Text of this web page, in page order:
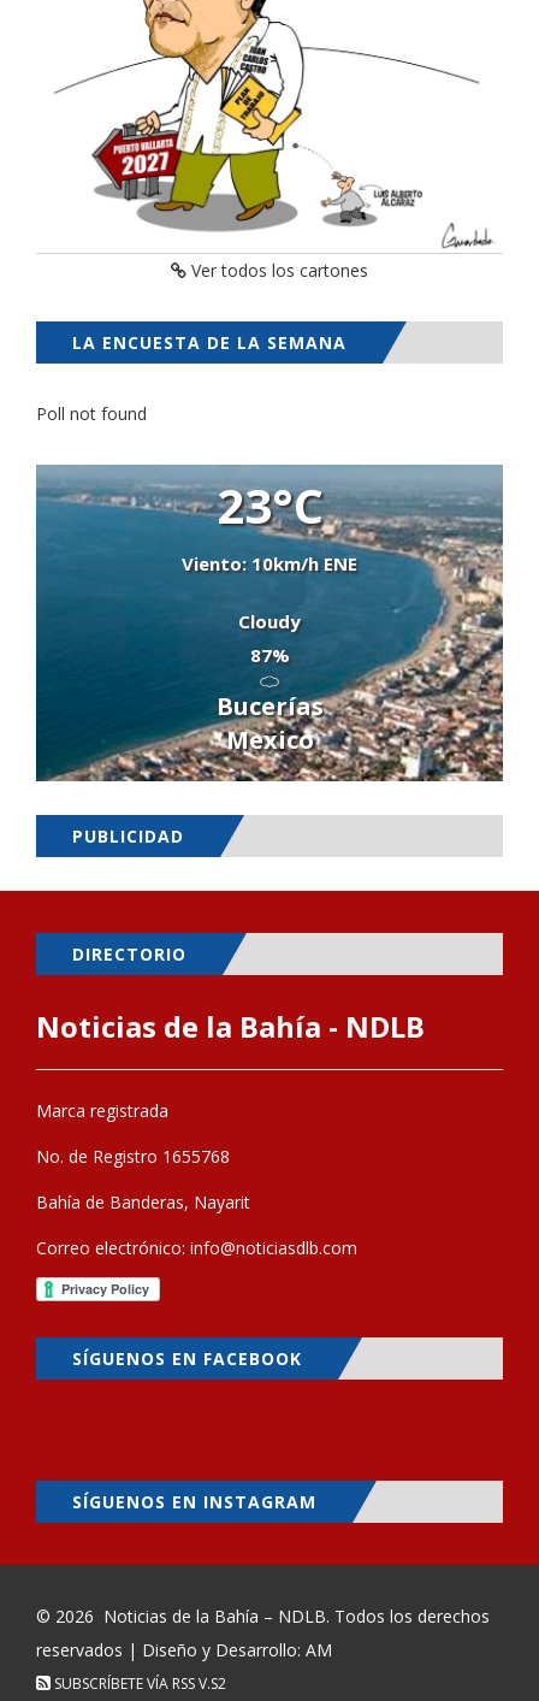
Ver todos los cartones
LA ENCUESTA DE LA SEMANA
Poll not found
23°C
Viento: 10km/h ENE
Cloudy
87%
Bucerías
Mexico
PUBLICIDAD
DIRECTORIO
Noticias de la Bahía - NDLB
Marca registrada
No. de Registro 1655768
Bahía de Banderas, Nayarit
Correo electrónico: info@noticiasdlb.com
SÍGUENOS EN FACEBOOK
SÍGUENOS EN INSTAGRAM
© 2026 Noticias de la Bahía – NDLB. Todos los derechos
reservados | Diseño y Desarrollo: AM
SUBSCRÍBETE VÍA RSSV.S2